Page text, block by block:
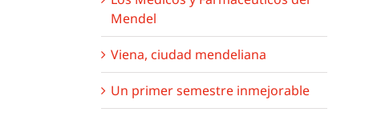
Mendel
Viena, ciudad mendeliana
Un primer semestre inmejorable